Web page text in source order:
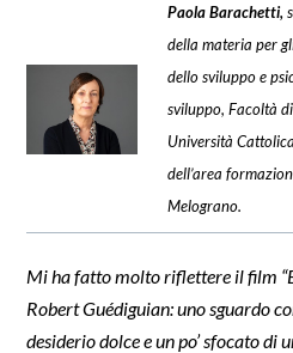
Paola Barachetti,
della materia per
dello sviluppo e
sviluppo, Facoltà
Università
dell’area
Melograno.
Mi ha fatto molto riflettere il film
Robert Guédiguian: uno sguardo
desiderio dolce e un po’ sfocato di